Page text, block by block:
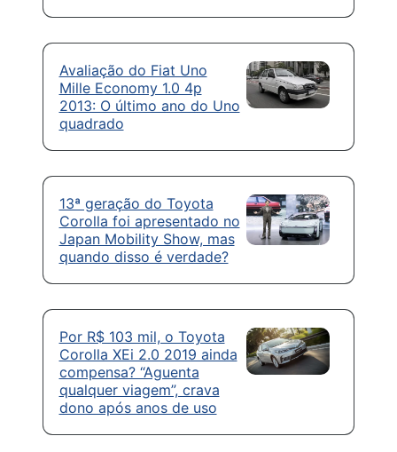
Avaliação do Fiat Uno
Mille Economy 1.0 4p
2013: O último ano do Uno
quadrado
13ª geração do Toyota
Corolla foi apresentado no
Japan Mobility Show, mas
quando disso é verdade?
Por R$ 103 mil, o Toyota
Corolla XEi 2.0 2019 ainda
compensa? “Aguenta
qualquer viagem”, crava
dono após anos de uso